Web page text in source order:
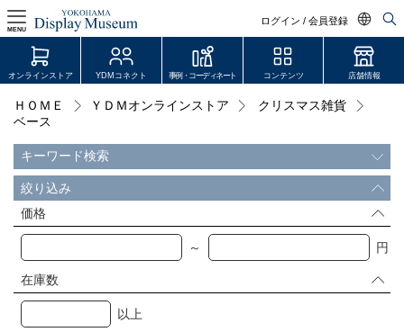
ログイン / 会員登録
日本語
MENU
ログイン・会員登録
オンラインストア
YDM Connect
会員登録・取引申請
リンク
オンラインストア YDMコネクト 事例・コーディネート コンテンツ 店舗情報
ＨＯＭＥ ＹＤＭオンラインストア
クリスマス雑貨
ベース
キーワード検索
絞り込み
価格
～ 円
在庫数
以上